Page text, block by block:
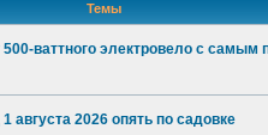
Темы
ваттного электровело с самым
августа 2026 опять по садовке